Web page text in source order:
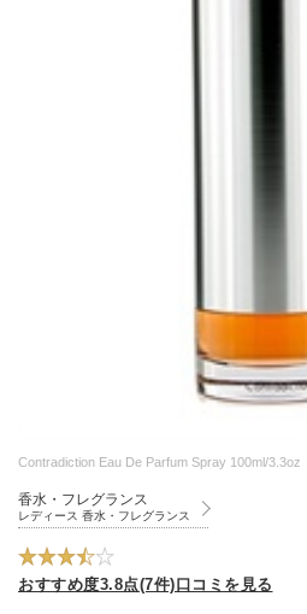
Contradiction Eau De Parfum Spray 100ml/3.3oz
香水・フレグランス
レディース 香水・フレグランス
おすすめ度3.8点(7件)口コミを見る